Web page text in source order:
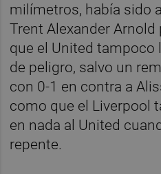
milímetros, había sido
Trent Alexander
que el United tampoco
de peligro, salvo un
con 0-1 en contra a
como que el Liverpool
en nada al United
repente.